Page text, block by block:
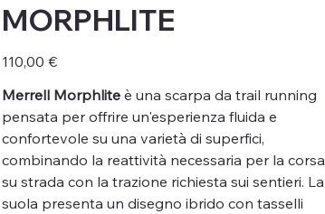
MORPHLITE
Prezzo
110,00 €
Merrell Morphlite è una scarpa da trail running
pensata per offrire un'esperienza fluida e
confortevole su una varietà di superfici,
combinando la reattività necessaria per la corsa
su strada con la trazione richiesta sui sentieri. La
suola presenta un disegno ibrido con tasselli